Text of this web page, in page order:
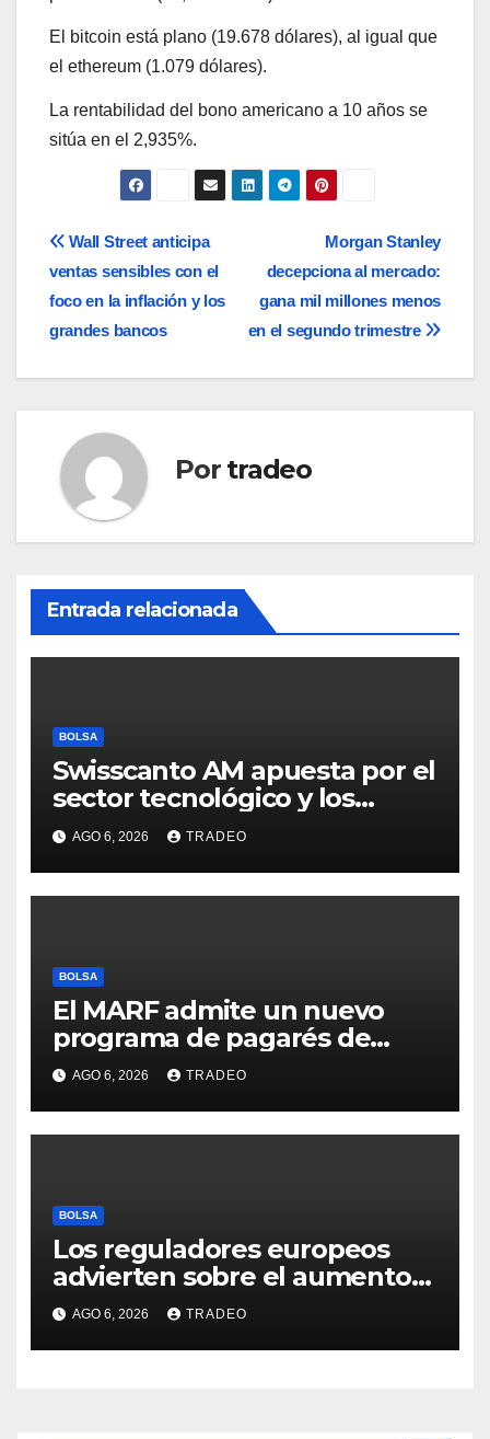
El bitcoin está plano (19.678 dólares), al igual que
el ethereum (1.079 dólares).
La rentabilidad del bono americano a 10 años se
sitúa en el 2,935%.
Navegación
de
entradas
Morgan Stanley
decepciona al mercado:
gana mil millones menos
en el segundo trimestre
Wall Street anticipa
ventas sensibles con el
foco en la inflación y los
grandes bancos
Por tradeo
Entrada relacionada
BOLSA
Swisscanto AM apuesta por el
sector tecnológico y los
valores cíclicos para ganar en
bolsa
AGO 6, 2026 TRADEO
BOLSA
El MARF admite un nuevo
programa de pagarés de
Seresco por 20 millones de
euros
AGO 6, 2026 TRADEO
BOLSA
Los reguladores europeos
advierten sobre el aumento
del fraude con criptos tras la
llegada de MiCA
AGO 6, 2026 TRADEO